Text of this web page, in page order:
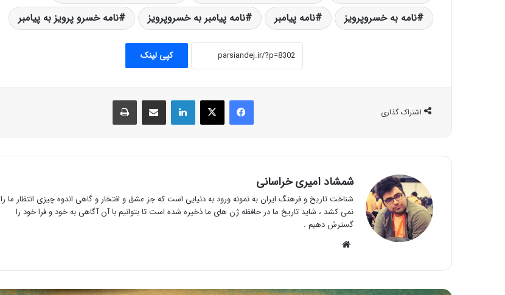
نامه به خسروپرویز
نامه پیامبر نامه پیامبر به خسروپرویز نامه خسرو پرویز به پیامبر
کپی لینک
اشتراک گذاری
فیس بوک X لینکدین اشتراک گذاری از طریق ایمیل چاپ
شمشاد امیری خراسانی
شناخت تاریخ و فرهنگ ایران به نمونه ورود به دنیایی است که جز عشق و افتخار و گاهی اندوه چیزی انتظار ما را
نمی کشد ، شاید تاریخ ما در حافظه ژن های ما ذخیره شده است تا بتوانیم با آن آگاهی به خود و فرا خود را
گسترش دهیم .
یادگار عصر ساسانی در شمال جمهوری باکو،
مجذوب کننده است
دانلود کتاب سبک شناسی معماری ایرانی،
استاد محمدکریم پیرنیا
(پان ها)وپان ترک ها (جدایی طلبان ترک)